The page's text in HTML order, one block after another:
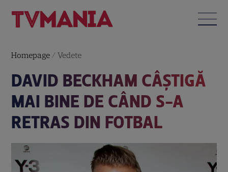
Homepage /Vedete
DAVID BECKHAM CÂȘTIGĂ
MAI BINE DE CÂND S-A
RETRAS DIN FOTBAL